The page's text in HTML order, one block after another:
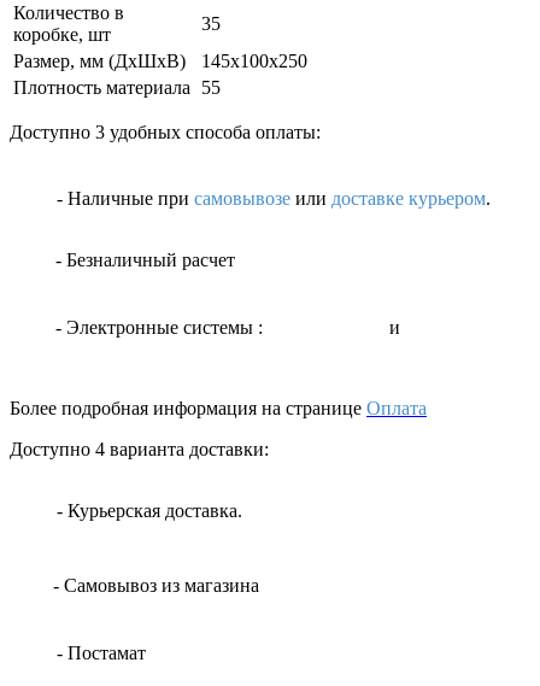
Количество в
коробке, шт
35
Размер, мм (ДxШxВ)
145х100х250
Плотность материала
55
Доступно 3 удобных способа оплаты:
- Наличные при самовывозе или доставке курьером.
- Безналичный расчет
- Электронные системы : и
Более подробная информация на странице Оплата
Доступно 4 варианта доставки:
- Курьерская доставка.
- Самовывоз из магазина
- Постамат